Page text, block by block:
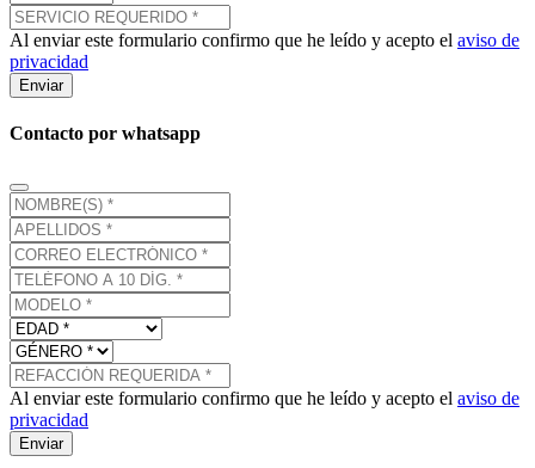
Al enviar este formulario confirmo que he leído y acepto el aviso de
privacidad
Enviar
Contacto por whatsapp
Al enviar este formulario confirmo que he leído y acepto el aviso de
privacidad
Enviar